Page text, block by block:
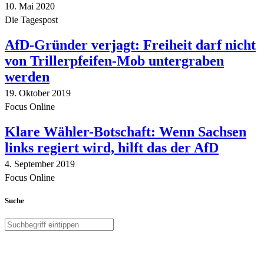
10. Mai 2020
Die Tagespost
AfD-Gründer verjagt: Freiheit darf nicht
von Trillerpfeifen-Mob untergraben
werden
19. Oktober 2019
Focus Online
Klare Wähler-Botschaft: Wenn Sachsen
links regiert wird, hilft das der AfD
4. September 2019
Focus Online
Suche